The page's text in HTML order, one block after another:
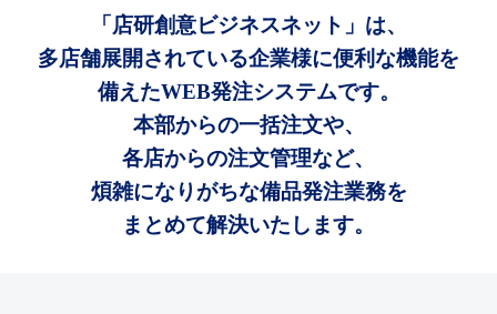
「店研創意ビジネスネット」は、
多店舗展開されている企業様に便利な機能を
備えたWEB発注システムです。
本部からの一括注文や、
各店からの注文管理など、
煩雑になりがちな備品発注業務を
まとめて解決いたします。